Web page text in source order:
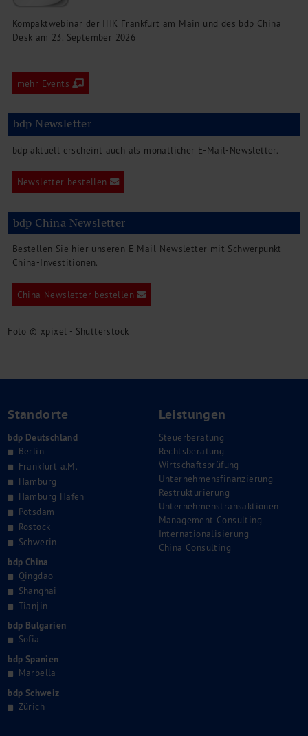
Kompaktwebinar der IHK Frankfurt am Main und des bdp China
Desk am 23. September 2026
mehr Events
bdp Newsletter
bdp aktuell erscheint auch als monatlicher E-Mail-Newsletter.
Newsletter bestellen
bdp China Newsletter
Bestellen Sie hier unseren E-Mail-Newsletter mit Schwerpunkt
China-Investitionen.
China Newsletter bestellen
Foto © xpixel - Shutterstock
Standorte
bdp Deutschland
Berlin
Frankfurt a.M.
Hamburg
Hamburg Hafen
Potsdam
Rostock
Schwerin
bdp China
Qingdao
Shanghai
Tianjin
bdp Bulgarien
Sofia
bdp Spanien
Marbella
bdp Schweiz
Zürich
Leistungen
Steuerberatung
Rechtsberatung
Wirtschaftsprüfung
Unternehmensfinanzierung
Restrukturierung
Unternehmenstransaktionen
Management Consulting
Internationalisierung
China Consulting